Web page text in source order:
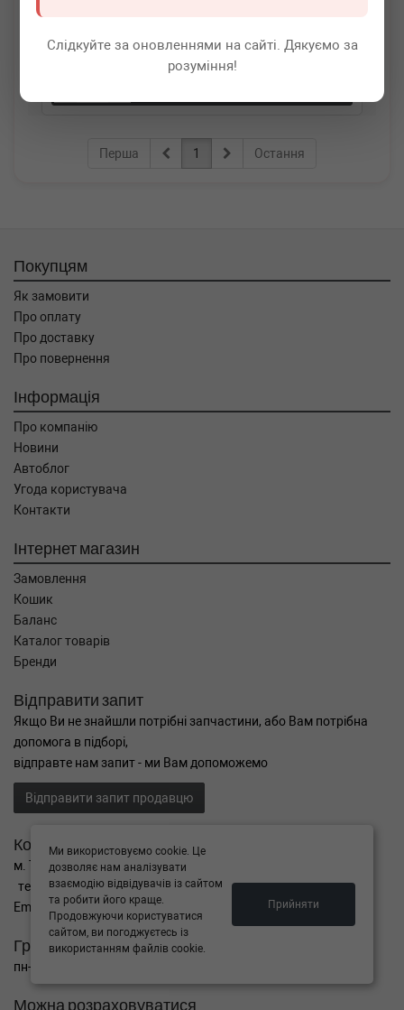
Слідкуйте за оновленнями на сайті. Дякуємо за
розуміння!
160грн Всі ціни
Перша 1 Остання
Покупцям
Як замовити
Про оплату
Про доставку
Про повернення
Інформація
Про компанію
Новини
Автоблог
Угода користувача
Контакти
Інтернет магазин
Замовлення
Кошик
Баланс
Каталог товарів
Бренди
Відправити запит
Якщо Ви не знайшли потрібні запчастини, або Вам потрібна
допомога в підборі,
відправте нам запит - ми Вам допоможемо
Відправити запит продавцю
Контакти
м. Тернопіль вул. Микулинецька 106а
тел. +38(099)650-59-19
Email. autokitparts@yahoo.com
Графік роботи
пн-пт з 9:00 до 17:00, сб - вихідний, нд - вихідний
Можна розраховуватися
Ми використовуємо cookie. Це
дозволяє нам аналізувати
взаємодію відвідувачів із сайтом
та робити його краще.
Продовжуючи користуватися
сайтом, ви погоджуєтесь із
використанням файлів cookie.
Прийняти